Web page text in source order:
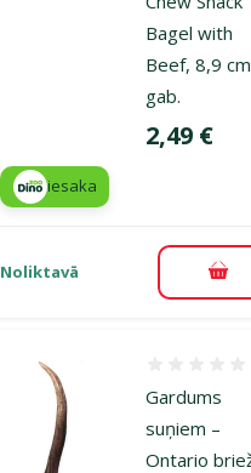
Bagel with
Beef, 8,9
gab.
Cena
2,49 €
iesaka
Noliktavā
Gardums
suņiem –
Ontario